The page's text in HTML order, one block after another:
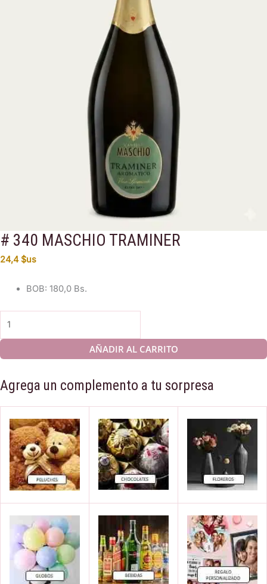
# 340 MASCHIO TRAMINER
24,4 $us
BOB: 180,0 Bs.
340
MASCHIO
TRAMINER
AÑADIR AL CARRITO
Agrega un complemento a tu sorpresa